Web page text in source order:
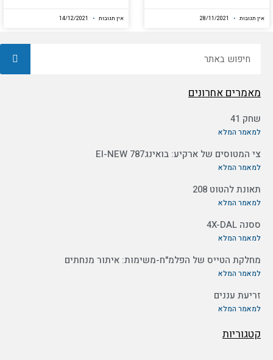
אין תגובות אין תגובות
מאמרים אחרונים
שחק 41
למאמר המלא
צי המטוסים של ארקיע: בואינג787 EI-NEW
למאמר המלא
תאונת להטוט 208
למאמר המלא
ססנה 4X-DAL
למאמר המלא
מחלקת הטייס של הפלמ"ח-משימות: איתור מנחתים
למאמר המלא
זריעת עננים
למאמר המלא
קטגוריות